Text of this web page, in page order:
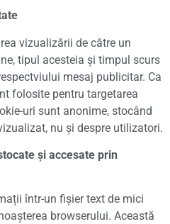
vizualizării de către un
tipul acesteia și timpul scurs
mesaj publicitar. Ca
folosite pentru targetarea
uri sunt anonime, stocând
nu și despre utilizatori.
și accesate prin
într-un fișier text de mici
browserului. Această